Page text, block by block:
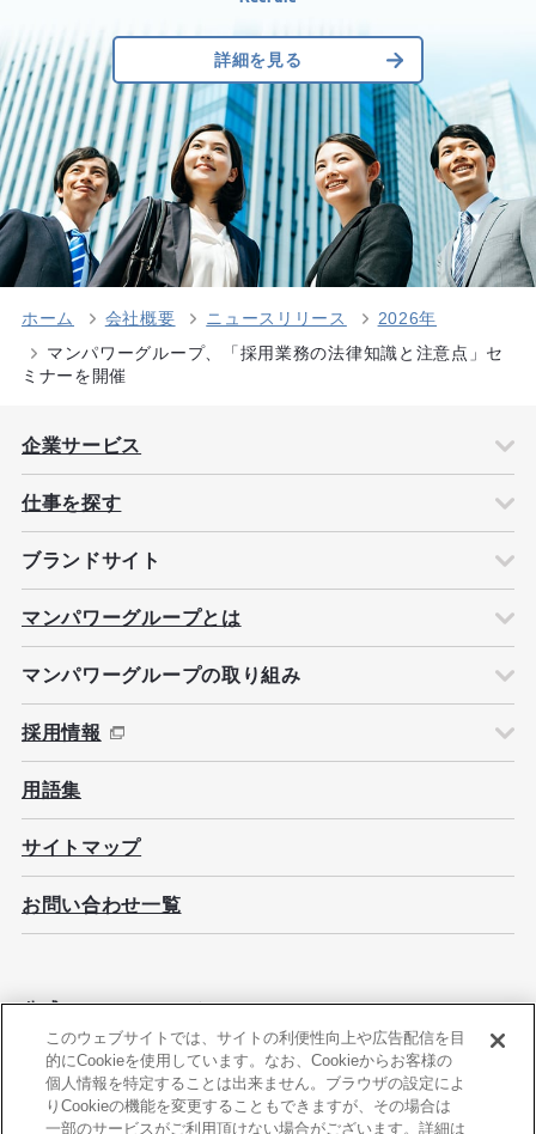
詳細を見る
ホーム 会社概要 ニュースリリース
2026年
マンパワーグループ、「採用業務の法律知識と注意点」セ
ミナーを開催
企業サービス
仕事を探す
ブランドサイト
マンパワーグループとは
マンパワーグループの取り組み
採用情報
用語集
サイトマップ
お問い合わせ一覧
公式ソーシャルメディア
このウェブサイトでは、サイトの利便性向上や広告配信を目
的にCookieを使用しています。なお、Cookieからお客様の
個人情報を特定することは出来ません。ブラウザの設定によ
りCookieの機能を変更することもできますが、その場合は
一部のサービスがご利用頂けない場合がございます。詳細は